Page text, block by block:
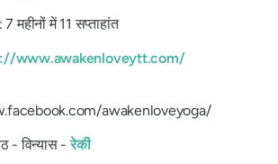
महीनों में 11 सप्ताहांत
www.awakenloveytt.com/
awakenloveyoga/
- विन्यास -रेकी